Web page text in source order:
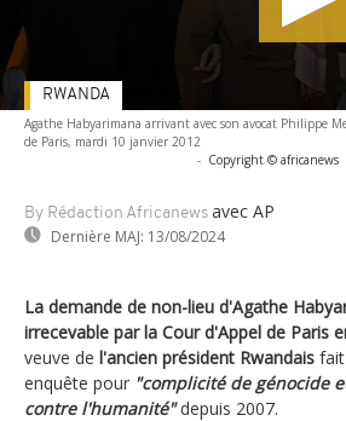
Agathe Habyarimana arrivant avec son avocat Philippe
de Paris, mardi 10 janvier 2012
- Copyright © africanews
By Rédaction Africanews avec AP
Dernière MAJ: 13/08/2024
RWANDA
La demande de non-lieu d'Agathe
irrecevable par la Cour d'Appel de Paris
veuve de l'ancien président Rwandais
enquête pour "complicité de génocide
contre l'humanité"depuis 2007.